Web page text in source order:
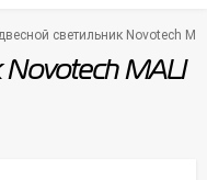
светильник Novotech
Novotech MALI